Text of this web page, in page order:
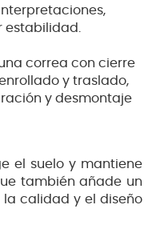
correa con cierre
y traslado,
y desmontaje
el suelo y mantiene
también añade un
calidad y el diseño